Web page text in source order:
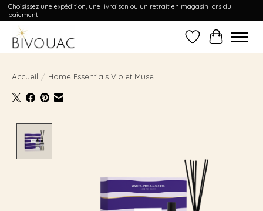
Choisissez une expédition, une livraison ou un retrait en magasin lors du
paiement
Liste dePanier
Accueil / Home Essentials Violet Muse